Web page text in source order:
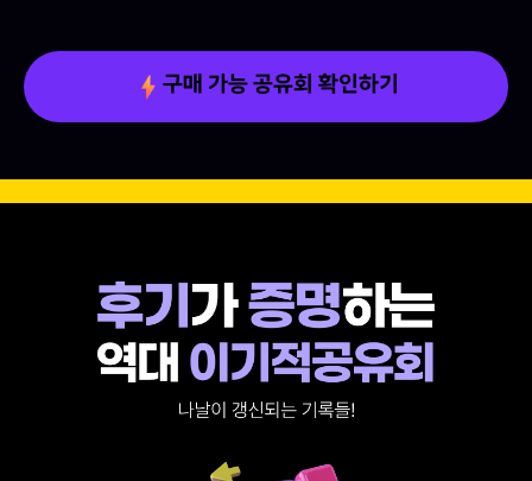
구매 가능 공유회 확인하기